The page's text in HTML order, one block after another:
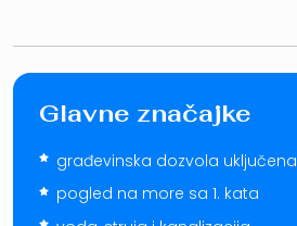
Glavne značajke
građevinska dozvola uključena
pogled na more sa 1. kata